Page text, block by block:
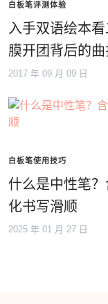
白板笔评测体验
入手双语绘本
膜开团背后的
2017 年 09 月 09 日
白板笔使用技巧
什么是中性笔
化书写滑顺
2025 年 01 月 27 日